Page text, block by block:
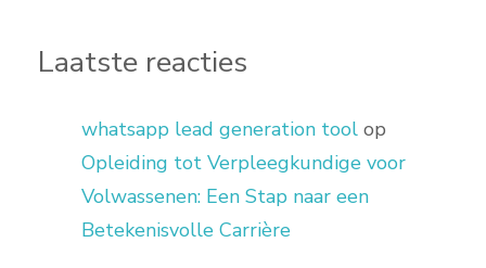
Laatste reacties
whatsapp lead generation tool op
Opleiding tot Verpleegkundige voor
Volwassenen: Een Stap naar een
Betekenisvolle Carrière